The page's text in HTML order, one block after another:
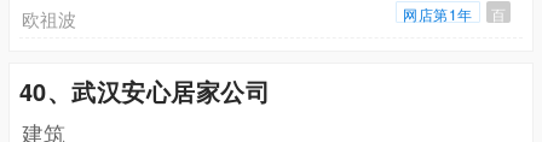
欧祖波 网店第1年 百
40、武汉安心居家公司
建筑